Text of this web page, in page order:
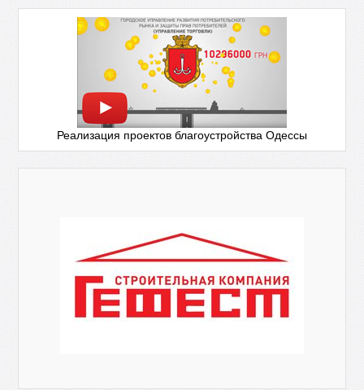
Реализация проектов благоустройства Одессы